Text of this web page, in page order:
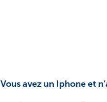
Vous avez un Iphone et